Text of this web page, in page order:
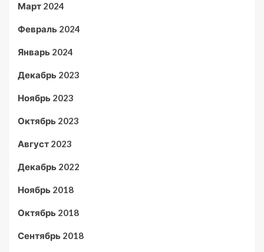
Март 2024
Февраль 2024
Январь 2024
Декабрь 2023
Ноябрь 2023
Октябрь 2023
Август 2023
Декабрь 2022
Ноябрь 2018
Октябрь 2018
Сентябрь 2018